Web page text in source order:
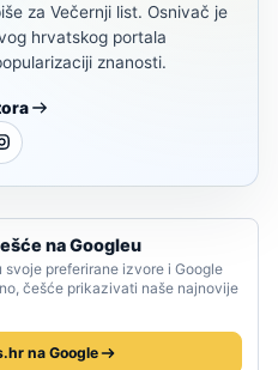
za Večernji list. Osnivač je
hrvatskog portala
znanosti.
na Googleu
svoje preferirane izvore i Google
češće prikazivati naše najnovije
na Google